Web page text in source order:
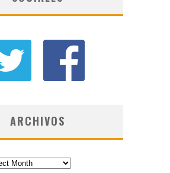
ARCHIVOS